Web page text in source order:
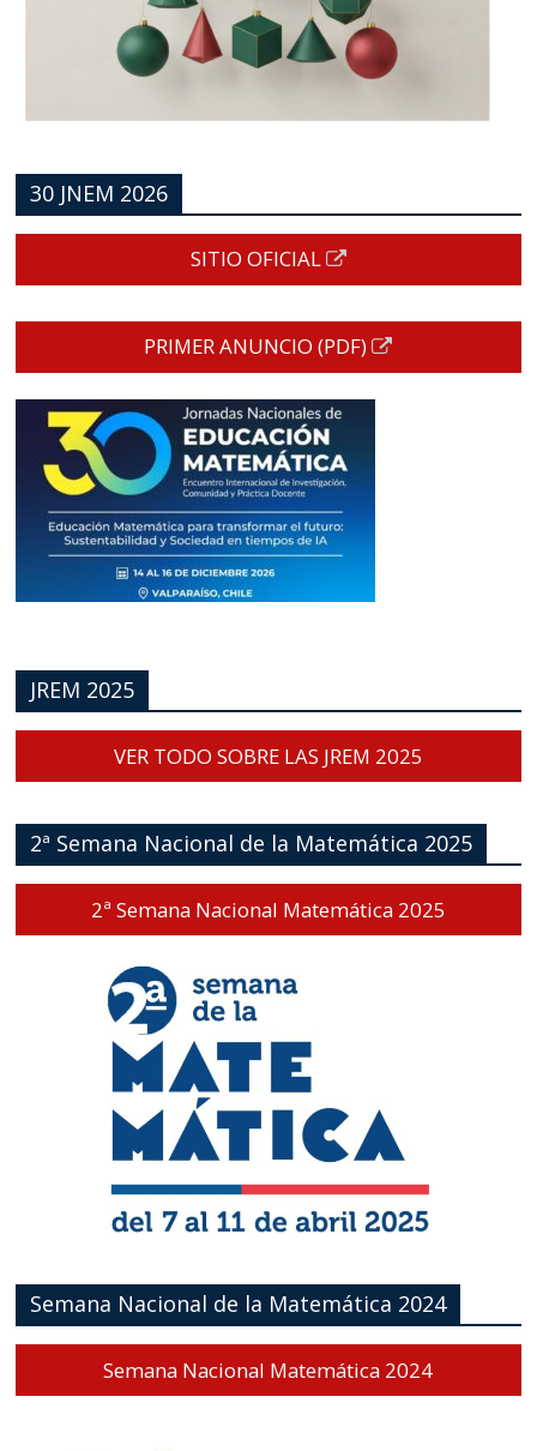
30 JNEM 2026
SITIO OFICIAL
PRIMER ANUNCIO (PDF)
JREM 2025
VER TODO SOBRE LAS JREM 2025
2ª Semana Nacional de la Matemática 2025
2ª Semana Nacional Matemática 2025
Semana Nacional de la Matemática 2024
Semana Nacional Matemática 2024